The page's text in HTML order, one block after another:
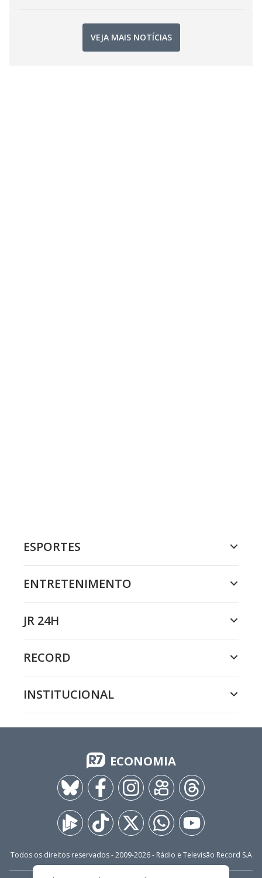
VEJA MAIS NOTÍCIAS
ESPORTES
ENTRETENIMENTO
JR 24H
RECORD
INSTITUCIONAL
ECONOMIA
Todos os direitos reservados - 2009-2026- Rádio e Televisão Record S.A